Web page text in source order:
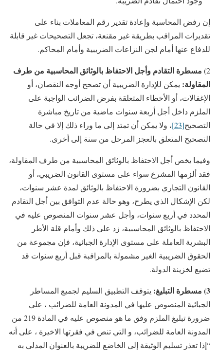
إن رفض المحاسبة وإعادة تقدير رقم المعاملات بناء على
تقديرات المراقب بطريقة غير مقنعة، تجعل التصحيحات غير قابلة
للدفاع عنها أمام لجن النزاعات الضريبية وأمام المحاكم.
2) مسطرة التقادم وأجل الاحتفاظ بالوثائق المحاسبية من طرف
المقاولة: يمكن للإدارة الضريبية أن تصحح أوجه النقصان، أو
الإغفالات، أو الأخطاء المتعلقة بفرض الضرائب الواجبة على
الملزم داخل أجل أربعة سنوات ماضية من تاريخ مباشرة
التصحيح[23]
، ولا يمكن أن تمتد إلى ما وراء ذلك إلا في حالة
التصحيح المتعلق بالعجز المرحل من سنة إلى أخرى.
وفيما يخص أجل الاحتفاظ بالوثائق المحاسبية من طرف المقاولة،
فقد ألزمها المشرع سواء على مستوى القانون الضريبي، أو
القانون التجاري بضرورة الاحتفاظ بالوثائق لمدة عشر سنوات،
لكن الإشكال الذي يطرح، وهو حالة عدم التوافق بين أجل التقادم
المحدد في أربع سنوات، وأجل عشر سنوات المنصوص عليه في
الاحتفاظ بالوثائق المحاسبية، زد على ذلك وأمام قلة الأطر
البشرية العاملة على مستوى الإدارة الجبائية، فإن مجموعة من
الحقوق الضريبية الغير مشمولة بالمراقبة قبل أربع سنوات قد
تضيع لخزينة الدولة.
3) مسطرة التبليغ:
يتوقف التطبيق السليم لجميع المساطر
الجبائية المنصوص عليها في المدونة العامة للضرائب ، على
ضرورة تبليغ الملزم وفق ما هو منصوص عليه في المادة 219 من
المدونة العامة للضرائب، و التي تنص في فقرتها الاخيرة ، على أنه
“إذا تعذر تسليم الوثيقة إلى الخاضع للضريبة بالعنوان المدلى به